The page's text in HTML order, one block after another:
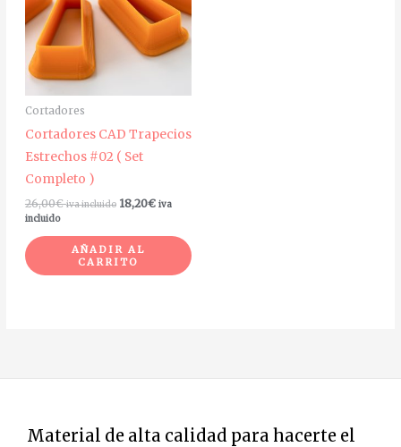
Cortadores
Cortadores CAD Trapecios
Estrechos #02 ( Set
Completo )
26,00€ iva incluido 18,20€ iva
incluido
AÑADIR AL
CARRITO
Material de alta calidad para hacerte el